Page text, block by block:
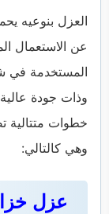
العزل بنوعيه
عن الاستعمال
المستخدمة في
وذات جودة
خطوات متتالية
وهي كالتالي:
عزل